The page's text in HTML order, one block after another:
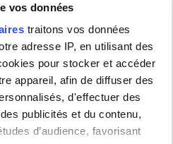
vos données
traitons vos données
adresse IP, en utilisant des
pour stocker et accéder
appareil, afin de diffuser des
d'effectuer des
publicités et du contenu,
d’audience, favorisant
pour les Français la bataille de
et de La Couture.
associant les milieux
et culturel, le CREPAL propose un
un colloque international donnant
et une exposition autour de
Grande Guerre. Une approche
le déroulement de cet aspect mal
que les contemporains ont eue de
Portugais aux
profonds que le conflit a produits,